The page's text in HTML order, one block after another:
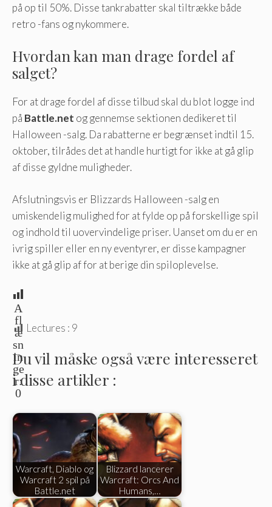
på op til 50%. Disse tankrabatter skal tiltrække både
retro -fans og nykommere.
Hvordan kan man drage fordel af
salget?
For at drage fordel af disse tilbud skal du blot logge ind
på Battle.net og gennemse sektionen dedikeret til
Halloween -salg. Da rabatterne er begrænset indtil 15.
oktober, tilrådes det at handle hurtigt for ikke at gå glip
af disse gyldne muligheder.
Afslutningsvis er Blizzards Halloween -salg en
umiskendelig mulighed for at fylde op på forskellige spil
og indhold til uovervindelige priser. Uanset om du er en
ivrig spiller eller en ny eventyrer, er disse kampagner
ikke at gå glip af for at berige din spiloplevelse.
A
fl
æ
sn
in
ge
r:
0
Lectures : 9
Du vil måske også være interesseret
i disse artikler :
Warcraft, Diablo og
Warcraft 2 spil på
Battle.net
Blizzard lancerer
Warcraft: Orcs And
Humans,…